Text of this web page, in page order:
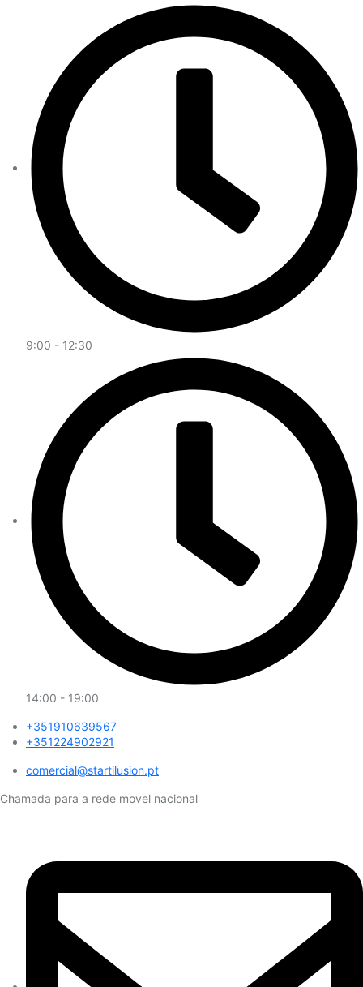
9:00 - 12:30
14:00 - 19:00
+351910639567
+351224902921
comercial@startilusion.pt​
Chamada para a rede movel nacional